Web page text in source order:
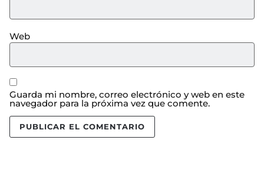
Web
Guarda mi nombre, correo electrónico y web en este
navegador para la próxima vez que comente.